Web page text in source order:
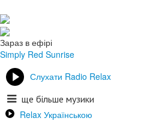
Зараз в ефірі
Simply Red Sunrise
Слухати Radio Relax
ще більше музики
Relax Українською